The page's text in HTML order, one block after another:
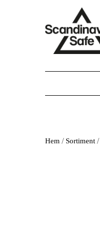
Hem / Sortiment /